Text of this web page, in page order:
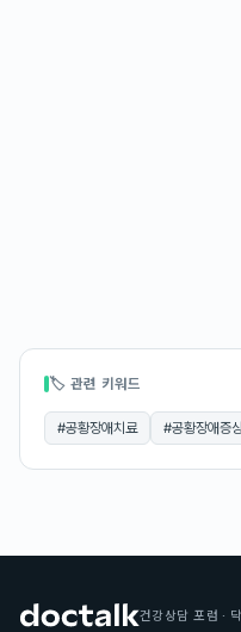
🏷 관련 키워드
#공황장애치료 #공황장애증
건강상담 포럼 ·